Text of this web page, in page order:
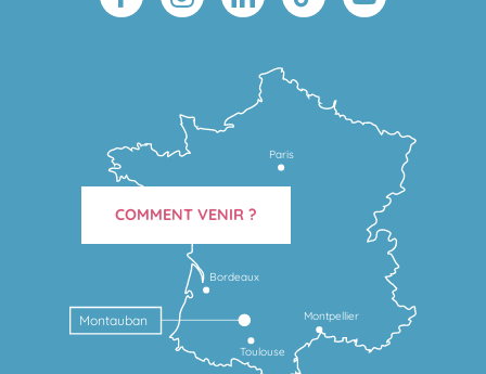
Toulouse
Montpellier
Bordeaux
Montauban
Paris
COMMENT VENIR ?